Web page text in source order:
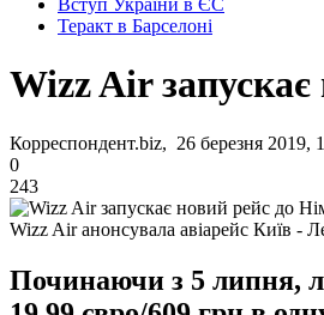
Вступ України в ЄС
Теракт в Барселоні
Wizz Air
Корреспондент.biz, 26 березня 2019,
0
243
Wizz Air анонсувала авіарейс Київ -
Починаючи з 5 липня,